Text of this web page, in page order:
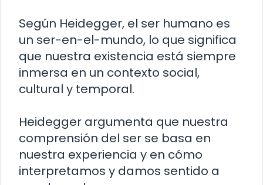
Según Heidegger, el ser humano es
un ser-en-el-mundo, lo que significa
que nuestra existencia está siempre
inmersa en un contexto social,
cultural y temporal.
Heidegger argumenta que nuestra
comprensión del ser se basa en
nuestra experiencia y en cómo
interpretamos y damos sentido a